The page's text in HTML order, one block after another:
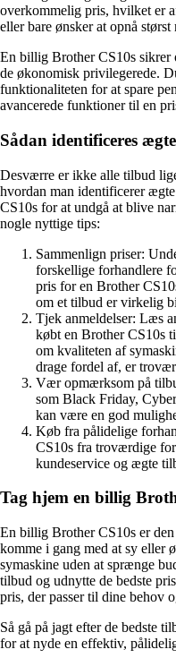
overkommelig pris, hvilket er
eller bare ønsker at opnå
En billig Brother CS10s sikrer
de økonomisk privilegerede.
funktionaliteten for at spare
avancerede funktioner til en
Sådan identificeres
Desværre er ikke alle tilbud
hvordan man identificerer
CS10s for at undgå at blive
nogle nyttige tips:
Sammenlign priser:
forskellige forhandlere
pris for en Brother
om et tilbud er virkelig
Tjek anmeldelser: Læs
købt en Brother CS10s
om kvaliteten af
drage fordel af, er
Vær opmærksom på
som Black Friday,
kan være en god
Køb fra pålidelige
CS10s fra troværdige
kundeservice og ægte
Tag hjem en billig
En billig Brother CS10s er
komme i gang med at sy eller
symaskine uden at sprænge
tilbud og udnytte de bedste
pris, der passer til dine behov
Så gå på jagt efter de bedste
for at nyde en effektiv,